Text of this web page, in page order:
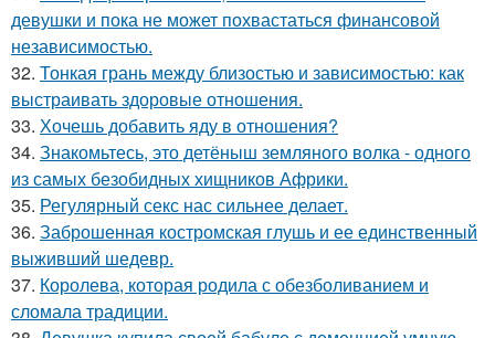
девушки и пока не может похвастаться финансовой
независимостью.
32. Тонкая грань между близостью и зависимостью: как
выстраивать здоровые отношения.
33. Хочешь добавить яду в отношения?
34. Знакомьтесь, это детёныш земляного волка - одного
из самых безобидных хищников Африки.
35. Регулярный секс нас сильнее делает.
36. Заброшенная костромская глушь и ее единственный
выживший шедевр.
37. Королева, которая родила с обезболиванием и
сломала традиции.